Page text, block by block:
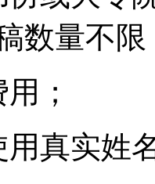
数量不限
；
真实姓